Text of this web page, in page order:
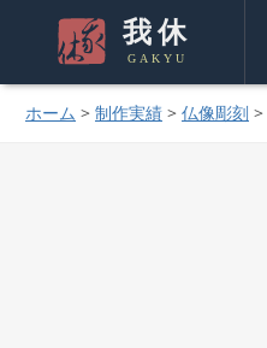
我休
GAKYU
ホーム > 制作実績 > 仏像彫刻 >